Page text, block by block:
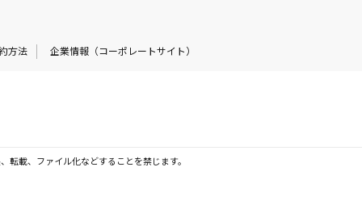
方法 企業情報（コーポレートサイト）
転載、ファイル化などすることを禁じます。